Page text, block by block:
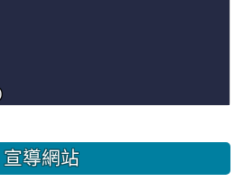
宣導網站